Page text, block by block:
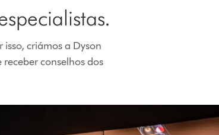
criámos a Dyson
conselhos dos